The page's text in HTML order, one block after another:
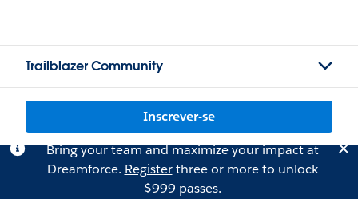
Trailblazer Community
Inscrever-se
Bring your team and maximize your impact at
Dreamforce. Registerthree or more to unlock
$999 passes.